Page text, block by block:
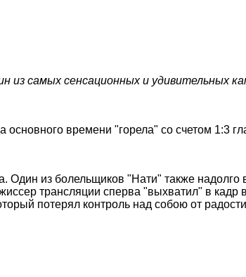
самых сенсационных и удивительных
времени "горела" со счетом 1:3
из болельщиков "Нати" также надолго
трансляции сперва "выхватил" в кадр
потерял контроль над собою от